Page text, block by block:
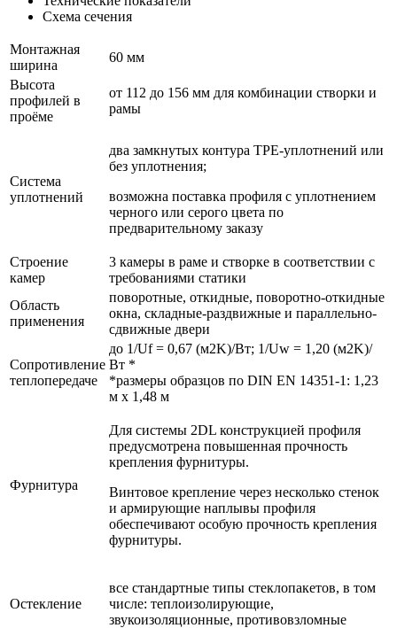
Схема сечения
Монтажная
ширина
60 мм
Высота
профилей в
проёме
от 112 до 156 мм для комбинации створки и
рамы
Система
уплотнений
два замкнутых контура ТРЕ-уплотнений или
без уплотнения;
возможна поставка профиля с уплотнением
черного или серого цвета по
предварительному заказу
Строение
камер
3 камеры в раме и створке в соответствии с
требованиями статики
Область
применения
поворотные, откидные, поворотно-откидные
окна, складные-раздвижные и параллельно-
сдвижные двери
Сопротивление
теплопередаче
до 1/Uf = 0,67 (м2K)/Вт; 1/Uw = 1,20 (м2K)/
Вт *
*размеры образцов по DIN EN 14351-1: 1,23
м x 1,48 м
Фурнитура
Для системы 2DL конструкцией профиля
предусмотрена повышенная прочность
крепления фурнитуры.
Винтовое крепление через несколько стенок
и армирующие наплывы профиля
обеспечивают особую прочность крепления
фурнитуры.
Остекление
все стандартные типы стеклопакетов, в том
числе: теплоизолирующие,
звукоизоляционные, противовзломные